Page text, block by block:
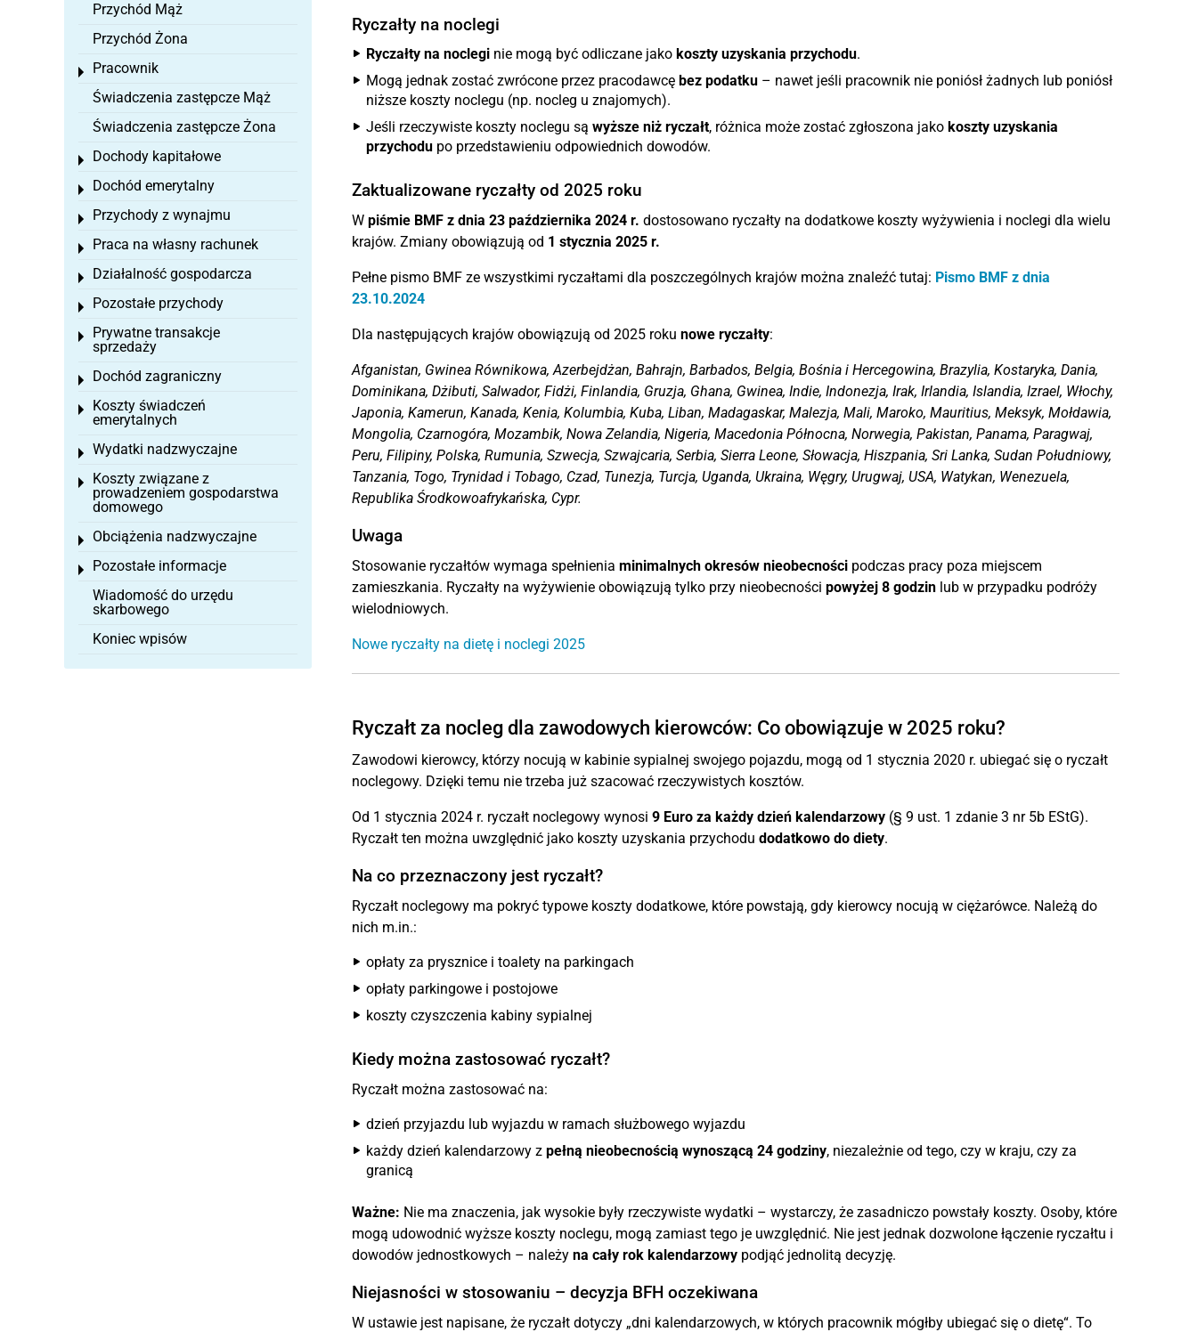
Ryczałty na noclegi
Ryczałty na nocleginie mogą być odliczane jako koszty uzyskania przychodu.
Mogą jednak zostać zwrócone przez pracodawcę bez podatku– nawet jeśli pracownik nie poniósł żadnych lub poniósł
niższe koszty noclegu (np. nocleg u znajomych).
Jeśli rzeczywiste koszty noclegu są wyższe niż ryczałt, różnica może zostać zgłoszona jako koszty uzyskania
przychodupo przedstawieniu odpowiednich dowodów.
Zaktualizowane ryczałty od 2025 roku
W piśmie BMF z dnia 23 października 2024 r. dostosowano ryczałty na dodatkowe koszty wyżywienia i noclegi dla wielu
krajów. Zmiany obowiązują od 1 stycznia 2025 r.
Pełne pismo BMF ze wszystkimi ryczałtami dla poszczególnych krajów można znaleźć tutaj: Pismo BMF z dnia
23.10.2024
Dla następujących krajów obowiązują od 2025 roku nowe ryczałty:
Afganistan, Gwinea Równikowa, Azerbejdżan, Bahrajn, Barbados, Belgia, Bośnia i Hercegowina, Brazylia, Kostaryka, Dania,
Dominikana, Dżibuti, Salwador, Fidżi, Finlandia, Gruzja, Ghana, Gwinea, Indie, Indonezja, Irak, Irlandia, Islandia, Izrael, Włochy,
Japonia, Kamerun, Kanada, Kenia, Kolumbia, Kuba, Liban, Madagaskar, Malezja, Mali, Maroko, Mauritius, Meksyk, Mołdawia,
Mongolia, Czarnogóra, Mozambik, Nowa Zelandia, Nigeria, Macedonia Północna, Norwegia, Pakistan, Panama, Paragwaj,
Peru, Filipiny, Polska, Rumunia, Szwecja, Szwajcaria, Serbia, Sierra Leone, Słowacja, Hiszpania, Sri Lanka, Sudan Południowy,
Tanzania, Togo, Trynidad i Tobago, Czad, Tunezja, Turcja, Uganda, Ukraina, Węgry, Urugwaj, USA, Watykan, Wenezuela,
Republika Środkowoafrykańska, Cypr.
Uwaga
Stosowanie ryczałtów wymaga spełnienia minimalnych okresów nieobecnościpodczas pracy poza miejscem
zamieszkania. Ryczałty na wyżywienie obowiązują tylko przy nieobecności powyżej 8 godzinlub w przypadku podróży
wielodniowych.
Nowe ryczałty na dietę i noclegi 2025
Ryczałt za nocleg dla zawodowych kierowców: Co obowiązuje w 2025 roku?
Zawodowi kierowcy, którzy nocują w kabinie sypialnej swojego pojazdu, mogą od 1 stycznia 2020 r. ubiegać się o ryczałt
noclegowy. Dzięki temu nie trzeba już szacować rzeczywistych kosztów.
Od 1 stycznia 2024 r. ryczałt noclegowy wynosi 9 Euro za każdy dzień kalendarzowy(§ 9 ust. 1 zdanie 3 nr 5b EStG).
Ryczałt ten można uwzględnić jako koszty uzyskania przychodu dodatkowo do diety.
Na co przeznaczony jest ryczałt?
Ryczałt noclegowy ma pokryć typowe koszty dodatkowe, które powstają, gdy kierowcy nocują w ciężarówce. Należą do
nich m.in.:
opłaty za prysznice i toalety na parkingach
opłaty parkingowe i postojowe
koszty czyszczenia kabiny sypialnej
Kiedy można zastosować ryczałt?
Ryczałt można zastosować na:
dzień przyjazdu lub wyjazdu w ramach służbowego wyjazdu
każdy dzień kalendarzowy z pełną nieobecnością wynoszącą 24 godziny, niezależnie od tego, czy w kraju, czy za
granicą
Ważne: Nie ma znaczenia, jak wysokie były rzeczywiste wydatki – wystarczy, że zasadniczo powstały koszty. Osoby, które
mogą udowodnić wyższe koszty noclegu, mogą zamiast tego je uwzględnić. Nie jest jednak dozwolone łączenie ryczałtu i
dowodów jednostkowych – należy na cały rok kalendarzowypodjąć jednolitą decyzję.
Niejasności w stosowaniu – decyzja BFH oczekiwana
W ustawie jest napisane, że ryczałt dotyczy „dni kalendarzowych, w których pracownik mógłby ubiegać się o dietę“. To
Przychód Mąż
Przychód Żona
Pracownik
Toggle menu
Świadczenia zastępcze Mąż
Świadczenia zastępcze Żona
Dochody kapitałowe
Toggle menu
Dochód emerytalny
Toggle menu
Przychody z wynajmu
Toggle menu
Praca na własny rachunek
Toggle menu
Działalność gospodarcza
Toggle menu
Pozostałe przychody
Toggle menu
Prywatne transakcje
sprzedaży
Toggle menu
Dochód zagraniczny
Toggle menu
Koszty świadczeń
emerytalnych
Toggle menu
Wydatki nadzwyczajne
Toggle menu
Koszty związane z
prowadzeniem gospodarstwa
domowego
Toggle menu
Obciążenia nadzwyczajne
Toggle menu
Pozostałe informacje
Toggle menu
Wiadomość do urzędu
skarbowego
Koniec wpisów